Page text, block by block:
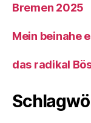
Bremen 2025
Mein beinahe
das radikal